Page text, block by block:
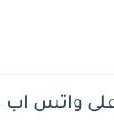
على واتس اب